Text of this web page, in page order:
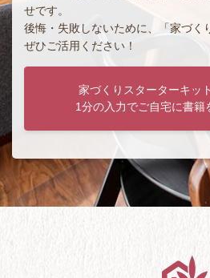
せです。
後悔・失敗しないために、「家づく
ぜひご活用ください！
家づくりスターターキッ
1分の入力でご自宅に書籍